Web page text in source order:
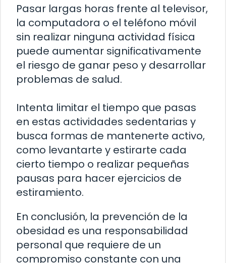
Pasar largas horas frente al televisor,
la computadora o el teléfono móvil
sin realizar ninguna actividad física
puede aumentar significativamente
el riesgo de ganar peso y desarrollar
problemas de salud.
Intenta limitar el tiempo que pasas
en estas actividades sedentarias y
busca formas de mantenerte activo,
como levantarte y estirarte cada
cierto tiempo o realizar pequeñas
pausas para hacer ejercicios de
estiramiento.
En conclusión, la prevención de la
obesidad es una responsabilidad
personal que requiere de un
compromiso constante con una